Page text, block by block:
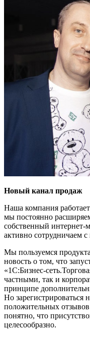
Новый канал продаж
Наша компания
мы постоянно
собственный интернет-
активно сотрудничаем
Мы пользуемся
новость о том, что
«1С:Бизнес-
частными, так и
принципе
Но зарегистрироваться
положительных
понятно, что
целесообразно.